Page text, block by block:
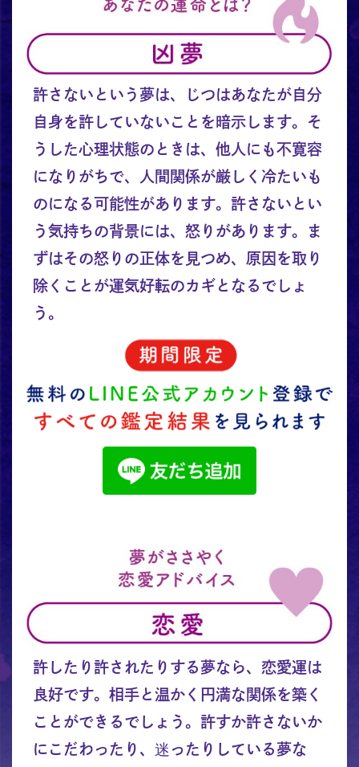
許さないという夢は、じつはあなたが自分
自身を許していないことを暗示します。そ
うした心理状態のときは、他人にも不寛容
になりがちで、人間関係が厳しく冷たいも
のになる可能性があります。許さないとい
う気持ちの背景には、怒りがあります。ま
ずはその怒りの正体を見つめ、原因を取り
除くことが運気好転のカギとなるでしょ
う。
許したり許されたりする夢なら、恋愛運は
良好です。相手と温かく円満な関係を築く
ことができるでしょう。許すか許さないか
にこだわったり、迷ったりしている夢な